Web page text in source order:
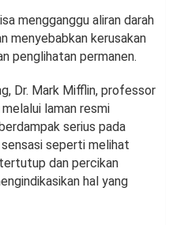
mengganggu aliran darah
menyebabkan kerusakan
penglihatan permanen.
Dr. Mark Mifflin, professor
laman resmi
serius pada
seperti melihat
dan percikan
hal yang